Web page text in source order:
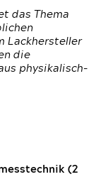
das Thema
Lackhersteller
die
physikalisch-
(2